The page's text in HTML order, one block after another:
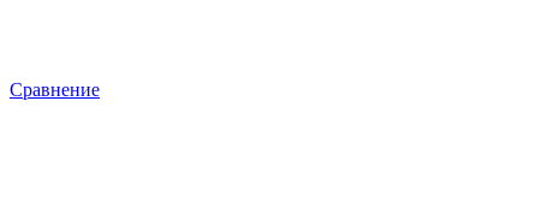
Сравнение